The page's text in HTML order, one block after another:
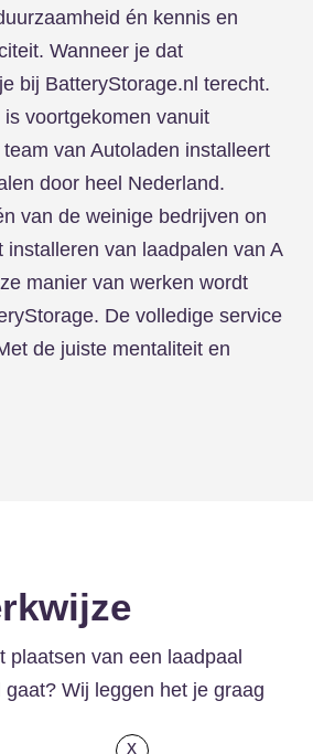
én kennis en
Wanneer je dat
bij BatteryStorage.nl terecht.
voortgekomen vanuit
van Autoladen installeert
door heel Nederland.
van de weinige bedrijven on
installeren van laadpalen van A
manier van werken wordt
De volledige service
de juiste mentaliteit en
plaatsen van een laadpaal
Wij leggen het je graag
x